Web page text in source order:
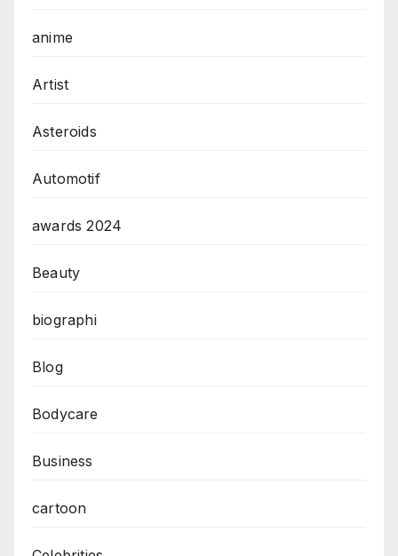
anime
Artist
Asteroids
Automotif
awards 2024
Beauty
biographi
Blog
Bodycare
Business
cartoon